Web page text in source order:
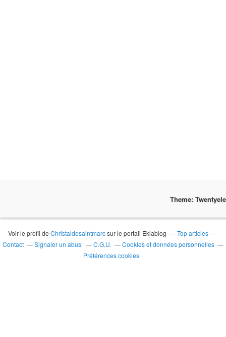
Theme:
Voir le profil deChristaldesaintmarcsur le portail Eklablog
Top articles
Contact
Signaler un abus C.G.U.
Cookies et données personnelles
Préférences cookies